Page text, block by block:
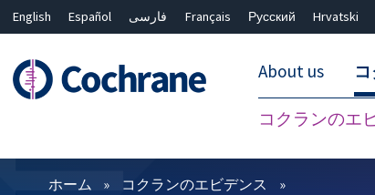
English Español فارسی Français Русский Hrvatski
About us
コクランのエ
フィルター
ホーム コクランのエビデンス